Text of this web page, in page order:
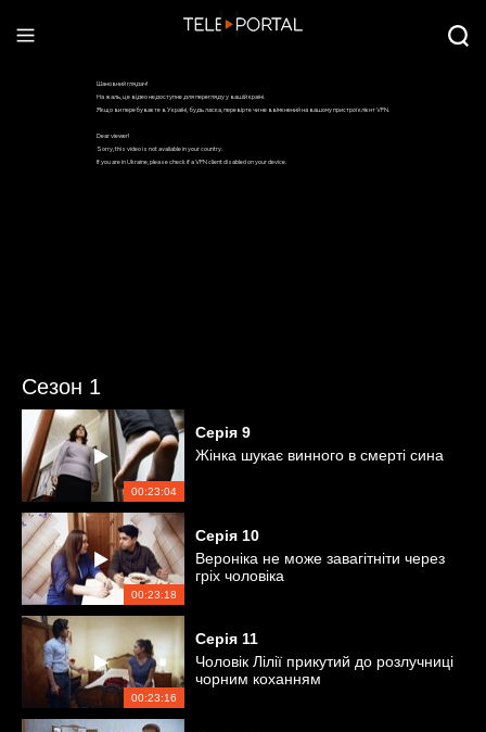
Сезон 1
00:23:04
Серія 9
Жінка шукає винного в смерті сина
00:23:18
Серія 10
Вероніка не може завагітніти через
гріх чоловіка
00:23:16
Серія 11
Чоловік Лілії прикутий до розлучниці
чорним коханням